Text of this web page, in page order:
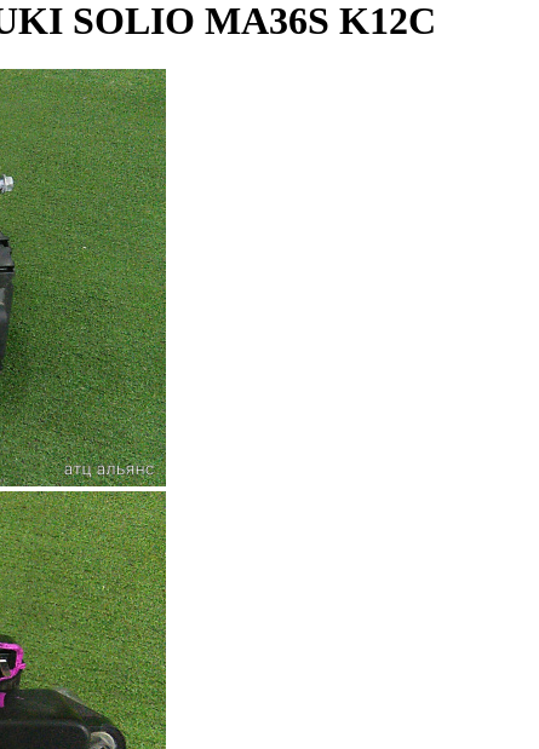
SOLIO MA36S K12C